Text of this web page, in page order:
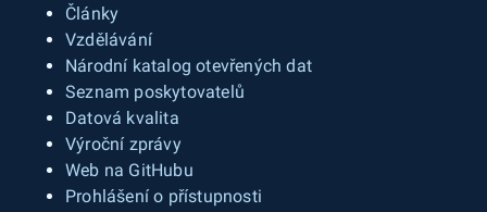
Články
Vzdělávání
Národní katalog otevřených dat
Seznam poskytovatelů
Datová kvalita
Výroční zprávy
Web na GitHubu
Prohlášení o přístupnosti